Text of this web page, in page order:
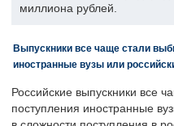
миллиона рублей.
Выпускники все чаще стали
иностранные вузы или
Российские выпускники все
поступления иностранные